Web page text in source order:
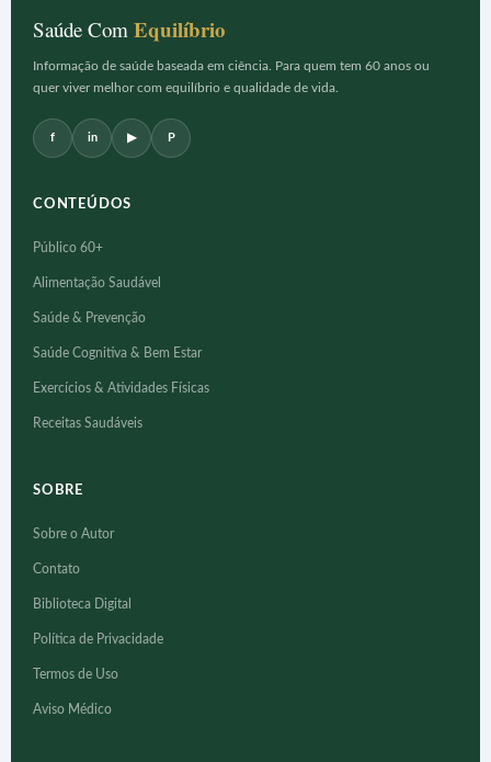
Saúde Com Equilíbrio
Informação de saúde baseada em ciência. Para quem tem 60 anos ou
quer viver melhor com equilíbrio e qualidade de vida.
f in ▶ P
CONTEÚDOS
Público 60+
Alimentação Saudável
Saúde & Prevenção
Saúde Cognitiva & Bem Estar
Exercícios & Atividades Físicas
Receitas Saudáveis
SOBRE
Sobre o Autor
Contato
Biblioteca Digital
Política de Privacidade
Termos de Uso
Aviso Médico